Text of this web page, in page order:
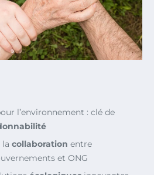
l’environnement : clé de
collaboration entre
et ONG